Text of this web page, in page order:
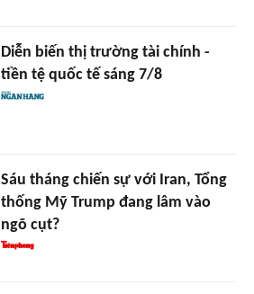
Diễn biến thị trường tài chính -
tiền tệ quốc tế sáng 7/8
Sáu tháng chiến sự với Iran, Tổng
thống Mỹ Trump đang lâm vào
ngõ cụt?